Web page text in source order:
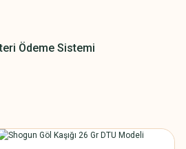
Ödeme Sistemi